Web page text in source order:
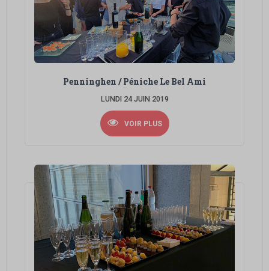
Penninghen / Péniche Le Bel Ami
LUNDI 24 JUIN 2019
VOIR PLUS